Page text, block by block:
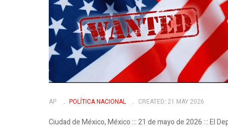
AP POLÍ­TICA NACIONAL CREATED: 21 MAY 2026
Ciudad de México, México ::: 21 de mayo de 2026 ::: El